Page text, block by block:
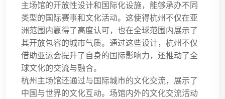
主场馆的开放性设计和国际化设施，能够承办不同
类型的国际赛事和文化活动。这使得杭州不仅在亚
洲范围内赢得了高度认可，也在全球范围内展示了
其开放包容的城市气质。通过这些设计，杭州不仅
借助亚运会提升了自身的国际影响力，还推动了全
球文化的交流与融合。
杭州主场馆还通过与国际城市的文化交流，展示了
中国与世界的文化互动。场馆内外的文化交流活动